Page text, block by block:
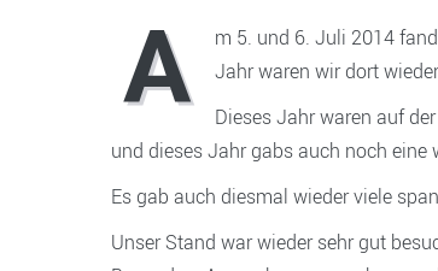
A
m 5. und 6. Juli 2014
Jahr waren wir dort
Dieses Jahr waren auf
und dieses Jahr gabs auch noch eine
Es gab auch diesmal wieder viele
Unser Stand war wieder sehr gut